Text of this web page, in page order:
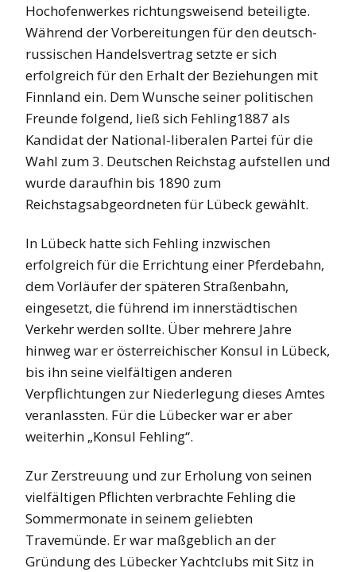
Hochofenwerkes richtungsweisend beteiligte.
Während der Vorbereitungen für den deutsch-
russischen Handelsvertrag setzte er sich
erfolgreich für den Erhalt der Beziehungen mit
Finnland ein. Dem Wunsche seiner politischen
Freunde folgend, ließ sich Fehling1887 als
Kandidat der National-liberalen Partei für die
Wahl zum 3. Deutschen Reichstag aufstellen und
wurde daraufhin bis 1890 zum
Reichstagsabgeordneten für Lübeck gewählt.
In Lübeck hatte sich Fehling inzwischen
erfolgreich für die Errichtung einer Pferdebahn,
dem Vorläufer der späteren Straßenbahn,
eingesetzt, die führend im innerstädtischen
Verkehr werden sollte. Über mehrere Jahre
hinweg war er österreichischer Konsul in Lübeck,
bis ihn seine vielfältigen anderen
Verpflichtungen zur Niederlegung dieses Amtes
veranlassten. Für die Lübecker war er aber
weiterhin „Konsul Fehling“.
Zur Zerstreuung und zur Erholung von seinen
vielfältigen Pflichten verbrachte Fehling die
Sommermonate in seinem geliebten
Travemünde. Er war maßgeblich an der
Gründung des Lübecker Yachtclubs mit Sitz in